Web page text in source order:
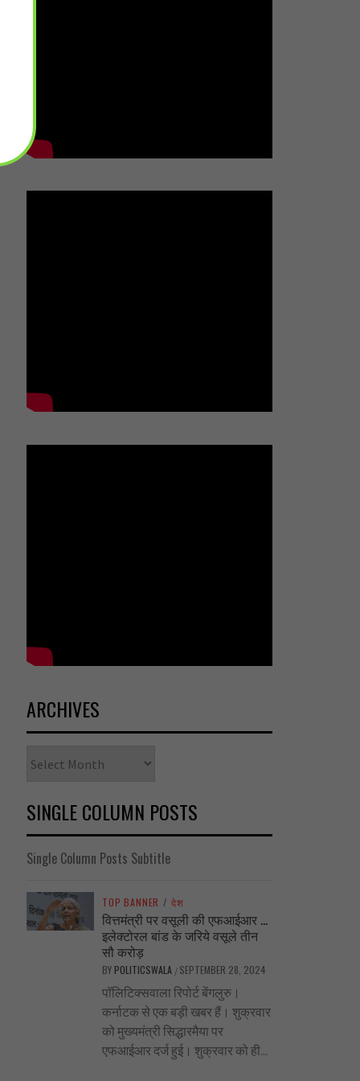
ARCHIVES
SINGLE COLUMN POSTS
Single Column Posts Subtitle
TOP BANNER / देश
वित्तमंत्री पर वसूली की एफआईआर …
इलेक्टोरल बांड के जरिये वसूले तीन
सौ करोड़
BY POLITICSWALA / SEPTEMBER 28, 2024
पॉलिटिक्सवाला रिपोर्ट बेंगलुरु।
कर्नाटक से एक बड़ी खबर हैं। शुक्रवार
को मुख्यमंत्री सिद्धारमैया पर
एफआईआर दर्ज हुई। शुक्रवार को ही...